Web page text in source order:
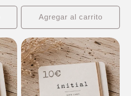
habitual
Agregar al carrito